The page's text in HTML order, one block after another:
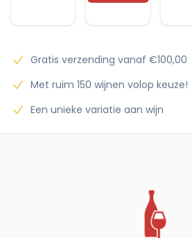
Gratis verzending vanaf €100,00
Met ruim 150 wijnen volop keuze!
Een unieke variatie aan wijn